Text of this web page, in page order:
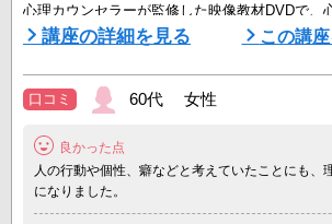
心理カウンセラーが監修した映像教材DVDで、
テクニックがあなたにも身につく！ロールプレ
ウンセリングを具体的にイメージして、心理カ
他者とのコミュニケーションの円滑化やストレ ...
講座の詳細を見る この講
口コミ 60代 女性
良かった点
人の行動や個性、癖などと考えていたことにも、
になりました。